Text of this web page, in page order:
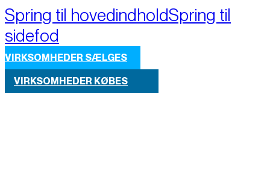
Spring til hovedindholdSpring til
sidefod
VIRKSOMHEDER SÆLGES
VIRKSOMHEDER KØBES